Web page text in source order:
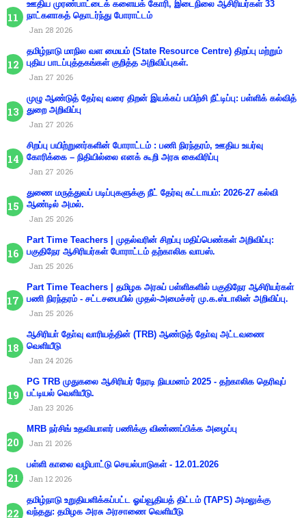
ஊதிய முரண்பாட்டைக் களையக் கோரி, இடைநிலை ஆசிரியர்கள் 33
நாட்களாகத் தொடர்ந்து போராட்டம்
Jan 28 2026
தமிழ்நாடு மாநில வள மையம் (State Resource Centre) திறப்பு மற்றும்
புதிய பாடப்புத்தகங்கள் குறித்த அறிவிப்புகள்.
Jan 27 2026
முழு ஆண்டுத் தேர்வு வரை திறன் இயக்கப் பயிற்சி நீட்டிப்பு: பள்ளிக் கல்வித்
துறை அறிவிப்பு
Jan 27 2026
சிறப்பு பயிற்றுனர்களின் போராட்டம் : பணி நிரந்தரம், ஊதிய உயர்வு
கோரிக்கை – நிதியில்லை எனக் கூறி அரசு கைவிரிப்பு
Jan 27 2026
துணை மருத்துவப் படிப்புகளுக்கு நீட் தேர்வு கட்டாயம்: 2026-27 கல்வி
ஆண்டில் அமல்.
Jan 25 2026
Part Time Teachers | முதல்வரின் சிறப்பு மதிப்பெண்கள் அறிவிப்பு:
பகுதிநேர ஆசிரியர்கள் போராட்டம் தற்காலிக வாபஸ்.
Jan 25 2026
Part Time Teachers | தமிழக அரசுப் பள்ளிகளில் பகுதிநேர ஆசிரியர்கள்
பணி நிரந்தரம் - சட்டசபையில் முதல்-அமைச்சர் மு.க.ஸ்டாலின் அறிவிப்பு.
Jan 25 2026
ஆசிரியா் தோ்வு வாரியத்தின் (TRB) ஆண்டுத் தோ்வு அட்டவணை
வெளியீடு
Jan 24 2026
PG TRB முதுகலை ஆசிரியர் நேரடி நியமனம் 2025 - தற்காலிக தெரிவுப்
பட்டியல் வெளியீடு.
Jan 23 2026
MRB நர்சிங் உதவியாளர் பணிக்கு விண்ணப்பிக்க அழைப்பு
Jan 21 2026
பள்ளி காலை வழிபாட்டு செயல்பாடுகள் - 12.01.2026
Jan 12 2026
தமிழ்நாடு உறுதியளிக்கப்பட்ட ஓய்வூதியத் திட்டம் (TAPS) அமலுக்கு
வந்தது: தமிழக அரசு அரசாணை வெளியீடு